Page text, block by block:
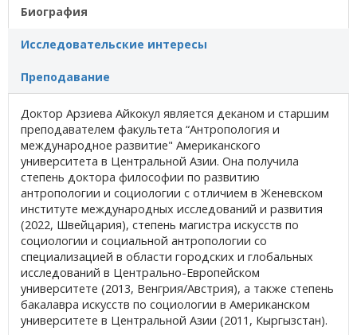
Биография
Исследовательские интересы
Преподавание
Доктор Арзиева Айкокул является деканом и старшим
преподавателем факультета “Антропология и
международное развитие" Американского
университета в Центральной Азии. Она получила
степень доктора философии по развитию
антропологии и социологии с отличием в Женевском
институте международных исследований и развития
(2022, Швейцария), степень магистра искусств по
социологии и социальной антропологии со
специализацией в области городских и глобальных
исследований в Центрально-Европейском
университете (2013, Венгрия/Австрия), а также степень
бакалавра искусств по социологии в Американском
университете в Центральной Азии (2011, Кыргызстан).